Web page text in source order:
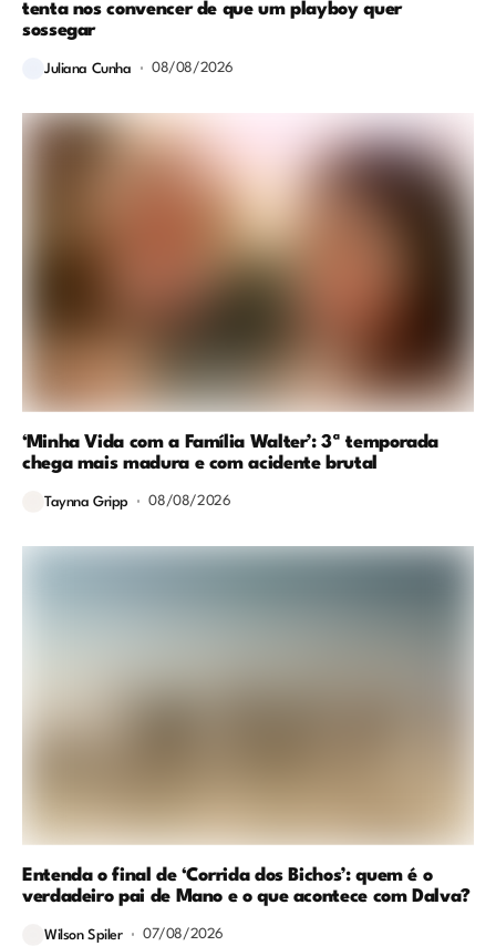
tenta nos convencer de que um playboy quer
sossegar
Juliana Cunha 08/08/2026
‘Minha Vida com a Família Walter’: 3ª temporada
chega mais madura e com acidente brutal
Taynna Gripp 08/08/2026
Entenda o final de ‘Corrida dos Bichos’: quem é o
verdadeiro pai de Mano e o que acontece com Dalva?
Wilson Spiler 07/08/2026